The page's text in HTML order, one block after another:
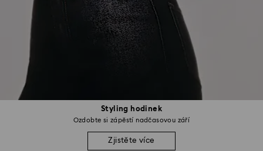
Styling hodinek
Ozdobte si zápěstí nadčasovou září
Zjistěte více